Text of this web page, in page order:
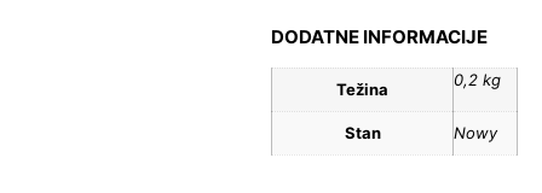
DODATNE INFORMACIJE
Težina 0,2 kg
Stan Nowy